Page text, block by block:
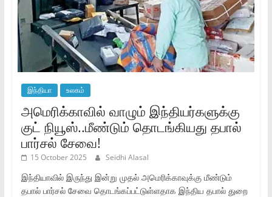
இந்தியா உலகம்
அமெரிக்காவில் வாழும் இந்தியர்களுக்கு
குட் நியூஸ்..மீண்டும் தொடங்கியது தபால்
பார்சல் சேவை!
15 October 2025 Seidhi Alasal
இந்தியாவில் இருந்து இன்று முதல் அமெரிக்காவுக்கு மீண்டும்
தபால் பார்சல் சேவை தொடங்கப்பட்டுள்ளதாக இந்திய தபால் துறை